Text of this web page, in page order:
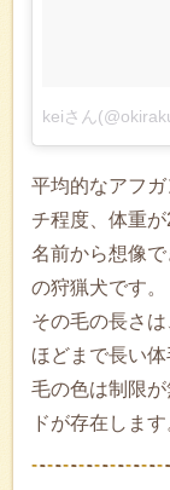
keiさん
平均的なアフ
チ程度、体重が
名前から想像
の狩猟犬です。
その毛の長さ
ほどまで長い体
毛の色は制限
ドが存在します